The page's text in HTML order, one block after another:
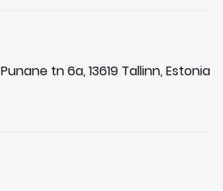
Punane tn 6a, 13619 Tallinn, Estonia